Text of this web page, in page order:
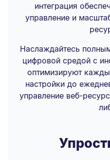
интеграция
управление и
Наслаждайтесь
цифровой средой с
оптимизируют
настройки до
управление веб-